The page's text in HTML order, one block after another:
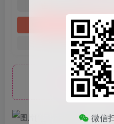
立即
您当前未登录！
此处内容已隐
微信